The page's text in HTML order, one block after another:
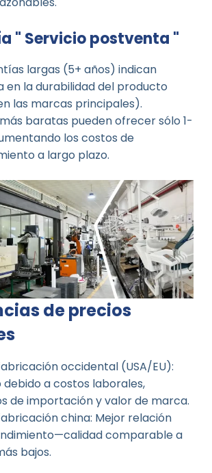
" Servicio postventa "
largas (5+ años) indican
en la durabilidad del producto
las marcas principales).
más baratas pueden ofrecer sólo 1-
los costos de
a largo plazo.
de precios
occidental (USA/EU):
debido a costos laborales,
de importación y valor de marca.
china: Mejor relación
comparable a
bajos.